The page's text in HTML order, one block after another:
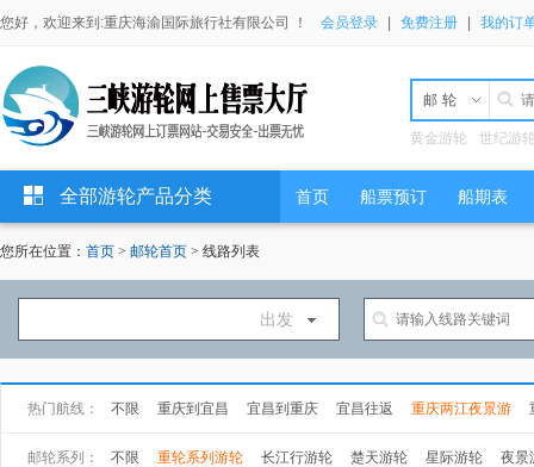
您好，欢迎来到:重庆海渝国际旅行社有限公司 ！ 会员登录 免费注册 我的订
邮轮
黄金游轮 世纪游
全部游轮产品分类 首页 船票预订 船期表
您所在位置： 首页 > 邮轮首页 > 线路列表
出发
热门航线： 不限 重庆到宜昌 宜昌到重庆 宜昌往返 重庆两江夜景游
邮轮系列：
不限 重轮系列游轮 长江行游轮 楚天游轮 星际游轮
夜景